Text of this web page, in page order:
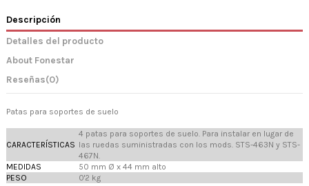
Descripción
Detalles del producto
About Fonestar
Reseñas(0)
Patas para soportes de suelo
CARACTERÍSTICAS
4 patas para soportes de suelo. Para instalar en lugar de
las ruedas suministradas con los mods. STS-463N y STS-
467N.
MEDIDAS
50 mm Ø x 44 mm alto
PESO
0'2 kg